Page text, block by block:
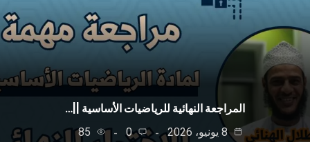
المراجعة النهائية للرياضيات الأساسية ||…
8 يونيو، 2026
0
85